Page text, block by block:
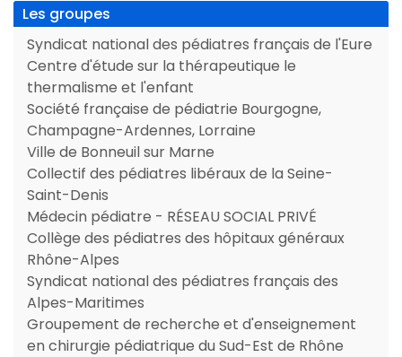
Les groupes
Syndicat national des pédiatres français de l'Eure
Centre d'étude sur la thérapeutique le
thermalisme et l'enfant
Société française de pédiatrie Bourgogne,
Champagne-Ardennes, Lorraine
Ville de Bonneuil sur Marne
Collectif des pédiatres libéraux de la Seine-
Saint-Denis
Médecin pédiatre - RÉSEAU SOCIAL PRIVÉ
Collège des pédiatres des hôpitaux généraux
Rhône-Alpes
Syndicat national des pédiatres français des
Alpes-Maritimes
Groupement de recherche et d'enseignement
en chirurgie pédiatrique du Sud-Est de Rhône